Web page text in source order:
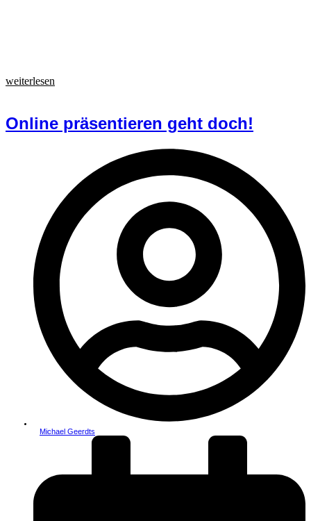
weiterlesen
Online präsentieren geht doch!
Michael Geerdts